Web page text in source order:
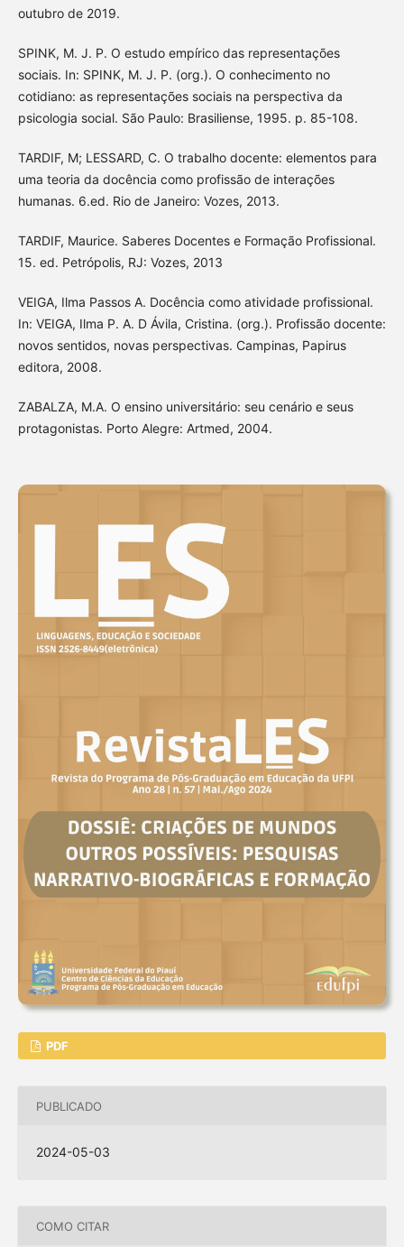
outubro de 2019.
SPINK, M. J. P. O estudo empírico das representações
sociais. In: SPINK, M. J. P. (org.). O conhecimento no
cotidiano: as representações sociais na perspectiva da
psicologia social. São Paulo: Brasiliense, 1995. p. 85-108.
TARDIF, M; LESSARD, C. O trabalho docente: elementos para
uma teoria da docência como profissão de interações
humanas. 6.ed. Rio de Janeiro: Vozes, 2013.
TARDIF, Maurice. Saberes Docentes e Formação Profissional.
15. ed. Petrópolis, RJ: Vozes, 2013
VEIGA, Ilma Passos A. Docência como atividade profissional.
In: VEIGA, Ilma P. A. D Ávila, Cristina. (org.). Profissão docente:
novos sentidos, novas perspectivas. Campinas, Papirus
editora, 2008.
ZABALZA, M.A. O ensino universitário: seu cenário e seus
protagonistas. Porto Alegre: Artmed, 2004.
PDF
PUBLICADO
2024-05-03
COMO CITAR